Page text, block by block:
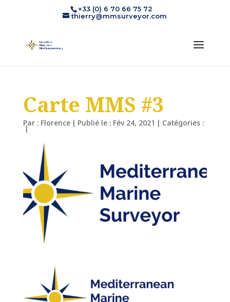
+33 (0) 6 70 66 75 72
thierry@mmsurveyor.com
Carte MMS #3
Par : Florence | Publié le : Fév 24, 2021 | Catégories :
|